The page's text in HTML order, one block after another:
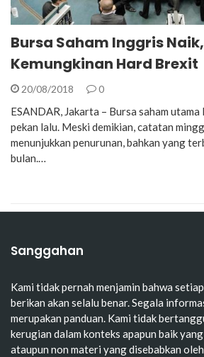
Bursa Saham Inggris
Kemungkinan Hard Brexit
20/08/2018 0
ESANDAR, Jakarta – Bursa saham
pekan lalu. Meski demikian, catatan
menunjukkan penurunan, bahkan yang
bulan.…
Sanggahan
Kami tidak pernah menjamin bahwa
berikan akan selalu benar. Segala
merupakan panduan. Kami tidak
kerugian dalam konteks apapun baik
ataupun non materi yang disebabkan